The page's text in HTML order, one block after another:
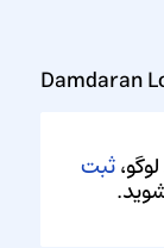
Damdaran
ثبت